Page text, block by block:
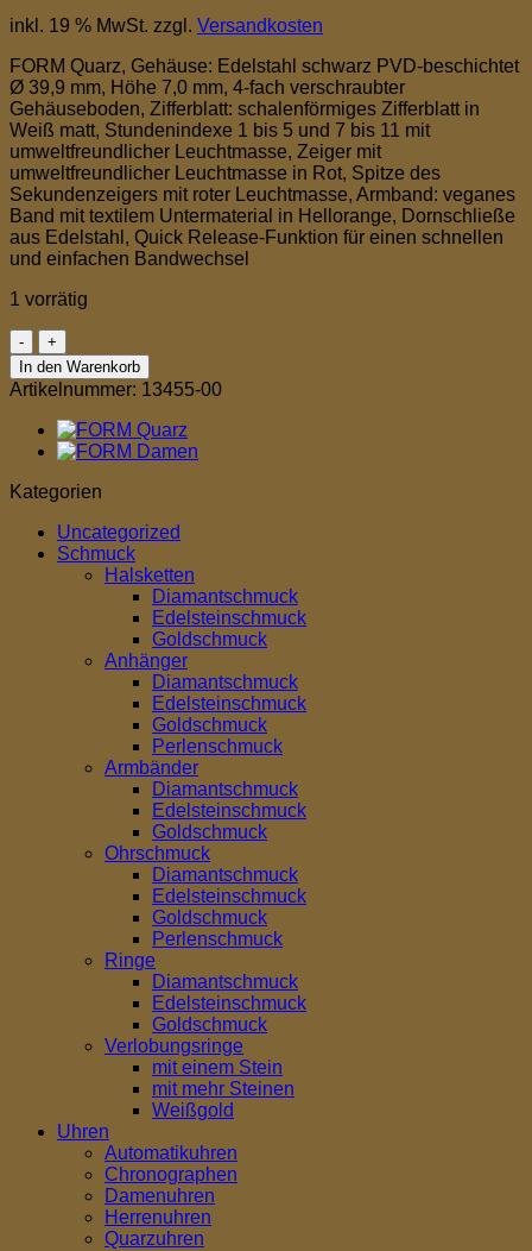
inkl. 19 % MwSt. zzgl. Versandkosten
FORM Quarz, Gehäuse: Edelstahl schwarz PVD-beschichtet
Ø 39,9 mm, Höhe 7,0 mm, 4-fach verschraubter
Gehäuseboden, Zifferblatt: schalenförmiges Zifferblatt in
Weiß matt, Stundenindexe 1 bis 5 und 7 bis 11 mit
umweltfreundlicher Leuchtmasse, Zeiger mit
umweltfreundlicher Leuchtmasse in Rot, Spitze des
Sekundenzeigers mit roter Leuchtmasse, Armband: veganes
Band mit textilem Untermaterial in Hellorange, Dornschließe
aus Edelstahl, Quick Release-Funktion für einen schnellen
und einfachen Bandwechsel
1 vorrätig
FORM
Quarz
Menge
In den Warenkorb
Artikelnummer: 13455-00
Kategorien
Uncategorized
Schmuck
Halsketten
Diamantschmuck
Edelsteinschmuck
Goldschmuck
Anhänger
Diamantschmuck
Edelsteinschmuck
Goldschmuck
Perlenschmuck
Armbänder
Diamantschmuck
Edelsteinschmuck
Goldschmuck
Ohrschmuck
Diamantschmuck
Edelsteinschmuck
Goldschmuck
Perlenschmuck
Ringe
Diamantschmuck
Edelsteinschmuck
Goldschmuck
Verlobungsringe
mit einem Stein
mit mehr Steinen
Weißgold
Uhren
Automatikuhren
Chronographen
Damenuhren
Herrenuhren
Quarzuhren